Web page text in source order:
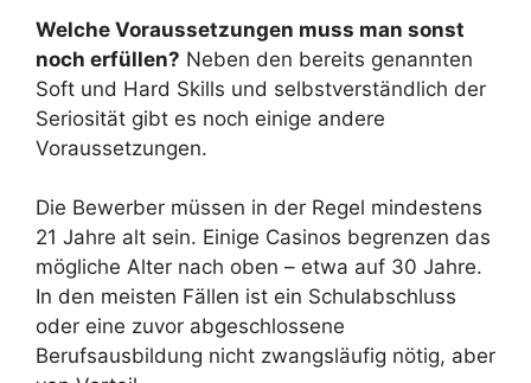
Welche Voraussetzungen muss man sonst
noch erfüllen? Neben den bereits genannten
Soft und Hard Skills und selbstverständlich der
Seriosität gibt es noch einige andere
Voraussetzungen.
Die Bewerber müssen in der Regel mindestens
21 Jahre alt sein. Einige Casinos begrenzen das
mögliche Alter nach oben – etwa auf 30 Jahre.
In den meisten Fällen ist ein Schulabschluss
oder eine zuvor abgeschlossene
Berufsausbildung nicht zwangsläufig nötig, aber